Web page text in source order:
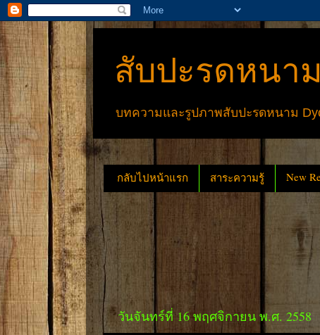
สับปะรดหนา
บทความและรูปภาพสับปะรดหนาม
กลับไปหน้าแรก สาระความรู้ New
วันจันทร์ที่ 16 พฤศจิกายน พ.ศ. 2558